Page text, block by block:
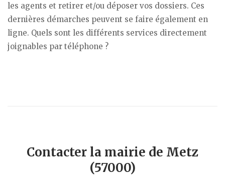
les agents et retirer et/ou déposer vos dossiers. Ces
dernières démarches peuvent se faire également en
ligne. Quels sont les différents services directement
joignables par téléphone ?
Contacter la mairie de Metz
(57000)